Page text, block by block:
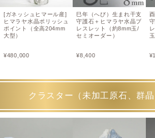
[ガネッシュヒマール産]
ヒマラヤ水晶ポリッシュ
ポイント（全高204mm
大型）
¥480,000
巳年（へび）生まれ干支
守護石＋ヒマラヤ水晶ブ
レスレット（約8mm玉/
セミオーダー）
¥8,400 ¥
クラスター（未加工原石、群